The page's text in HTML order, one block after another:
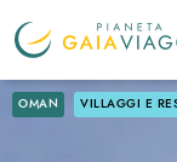
OMAN VILLAGGI E